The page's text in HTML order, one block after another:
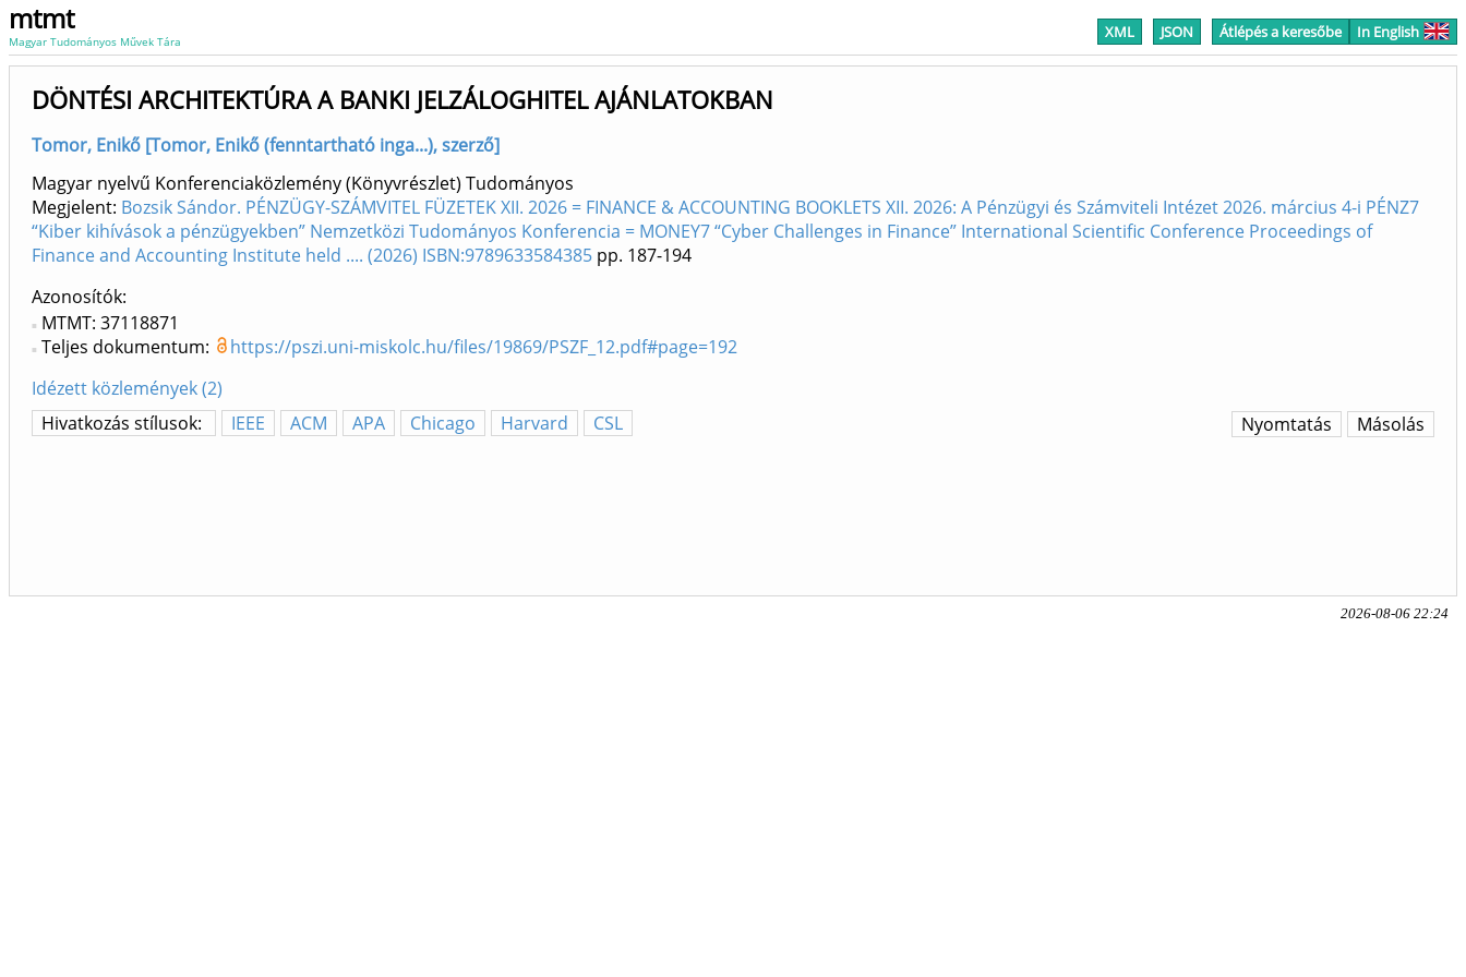
mtmt
Magyar Tudományos Művek Tára XML JSON Átlépés a keresőbe In English
DÖNTÉSI ARCHITEKTÚRA A BANKI JELZÁLOGHITEL AJÁNLATOKBAN
Tomor, Enikő [Tomor, Enikő (fenntartható inga...), szerző]
Magyar nyelvű Konferenciaközlemény (Könyvrészlet) Tudományos
Megjelent: Bozsik Sándor. PÉNZÜGY-SZÁMVITEL FÜZETEK XII. 2026 = FINANCE & ACCOUNTING BOOKLETS XII. 2026: A Pénzügyi és Számviteli Intézet 2026. március 4-i PÉNZ7
“Kiber kihívások a pénzügyekben” Nemzetközi Tudományos Konferencia = MONEY7 “Cyber Challenges in Finance” International Scientific Conference Proceedings of
Finance and Accounting Institute held .... (2026) ISBN:9789633584385 pp. 187-194
Azonosítók
MTMT: 37118871
Teljes dokumentum:
https://pszi.uni-miskolc.hu/files/19869/PSZF_12.pdf#page=192
Idézett közlemények (2)
Hivatkozás stílusok:
IEEE ACM APA Chicago Harvard CSL Másolás
Nyomtatás
2026-08-06 22:24